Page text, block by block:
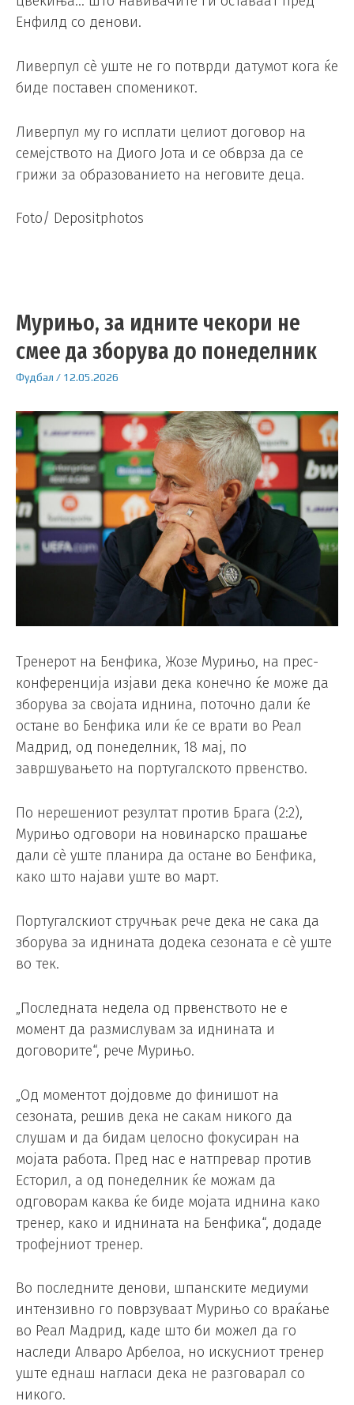
Енфилд со денови.
Ливерпул сè уште не го потврди датумот кога ќе
биде поставен споменикот.
Ливерпул му го исплати целиот договор на
семејството на Диого Јота и се обврза да се
грижи за образованието на неговите деца.
Foto/ Depositphotos
Мурињо, за идните чекори не
смее да зборува до понеделник
Фудбал / 12.05.2026
Тренерот на Бенфика, Жозе Мурињо, на прес-
конференција изјави дека конечно ќе може да
зборува за својата иднина, поточно дали ќе
остане во Бенфика или ќе се врати во Реал
Мадрид, од понеделник, 18 мај, по
завршувањето на португалското првенство.
По нерешениот резултат против Брага (2:2),
Мурињо одговори на новинарско прашање
дали сè уште планира да остане во Бенфика,
како што најави уште во март.
Португалскиот стручњак рече дека не сака да
зборува за иднината додека сезоната е сè уште
во тек.
„Последната недела од првенството не е
момент да размислувам за иднината и
договорите“, рече Мурињо.
„Од моментот дојдовме до финишот на
сезоната, решив дека не сакам никого да
слушам и да бидам целосно фокусиран на
мојата работа. Пред нас е натпревар против
Есторил, а од понеделник ќе можам да
одговорам каква ќе биде мојата иднина како
тренер, како и иднината на Бенфика“, додаде
трофејниот тренер.
Во последните денови, шпанските медиуми
интензивно го поврзуваат Мурињо со враќање
во Реал Мадрид, каде што би можел да го
наследи Алваро Арбелоа, но искусниот тренер
уште еднаш нагласи дека не разговарал со
никого.